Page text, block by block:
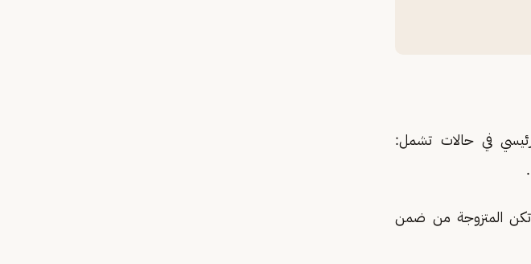
في حالات تشمل:
تكن المتزوجة من ضمن